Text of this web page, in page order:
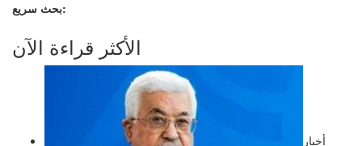
بحث سريع:
الأكثر قراءة الآن
أخبار